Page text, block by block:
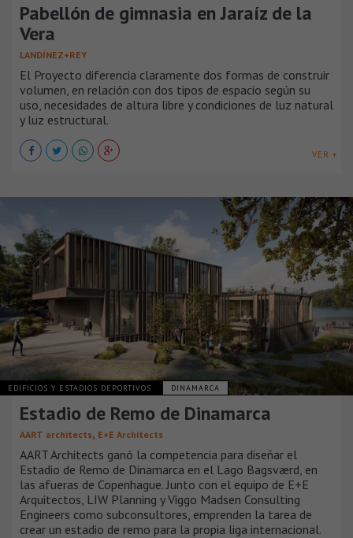
Pabellón de gimnasia en Jaraíz de la
Vera
LANDÍNEZ+REY
El Proyecto diferencia claramente dos formas de construir
volumen, en relación con dos tipos de espacio según su
uso, necesidades de altura libre y condiciones de luz natural
y luz estructural.
VER +
EDIFICIOS Y ESTADIOS DEPORTIVOS DINAMARCA
Estadio de Remo de Dinamarca
AART architects, E+E Architects
AART Architects ganó la competencia para diseñar el
Estadio de Remo de Dinamarca en el Lago Bagsværd, en
las afueras de Copenhague. Junto con el equipo de E+E
Arquitectos, LIW Planning y Viggo Madsen Consulting
Engineers como subconsultores, emprenden la tarea de
crear un estadio de remo para la propia liga internacional.